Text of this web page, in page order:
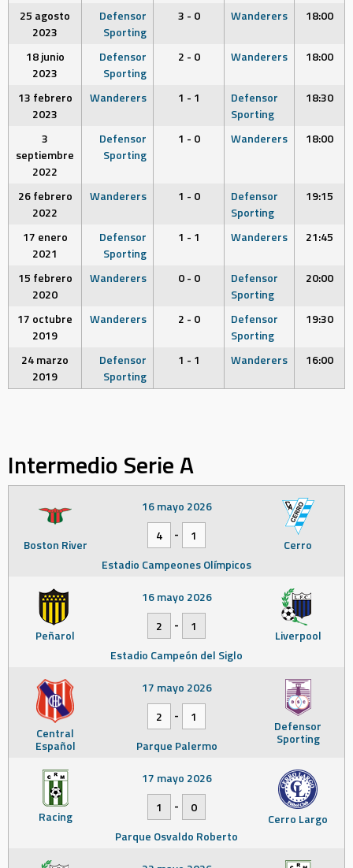
25 agosto
2023
Defensor
Sporting
3 - 0 Wanderers 18:00
18 junio
2023
Defensor
Sporting
2 - 0 Wanderers 18:00
13 febrero
2023
Wanderers 1 - 1
Defensor
Sporting
18:30
3
septiembre
2022
Defensor
Sporting
1 - 0 Wanderers 18:00
26 febrero
2022
Wanderers 1 - 0
Defensor
Sporting
19:15
17 enero
2021
Defensor
Sporting
1 - 1 Wanderers 21:45
15 febrero
2020
Wanderers 0 - 0
Defensor
Sporting
20:00
17 octubre
2019
Wanderers 2 - 0
Defensor
Sporting
19:30
24 marzo
2019
Defensor
Sporting
1 - 1 Wanderers 16:00
Intermedio Serie A
Boston River Cerro
16 mayo 2026
4
-
1
Estadio Campeones Olímpicos
Peñarol Liverpool
16 mayo 2026
2
-
1
Estadio Campeón del Siglo
Central
Español
Defensor
Sporting
17 mayo 2026
2
-
1
Parque Palermo
Racing Cerro Largo
17 mayo 2026
1
-
0
Parque Osvaldo Roberto